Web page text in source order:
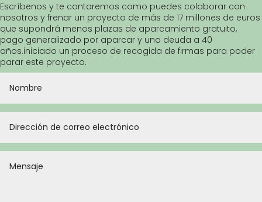
Escríbenos y te contaremos como puedes colaborar con
nosotros y frenar un proyecto de más de 17 millones de euros
que supondrá menos plazas de aparcamiento gratuito,
pago generalizado por aparcar y una deuda a 40
años.iniciado un proceso de recogida de firmas para poder
parar este proyecto.